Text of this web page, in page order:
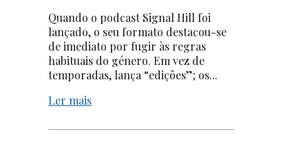
Quando o podcast Signal Hill foi
lançado, o seu formato destacou-se
de imediato por fugir às regras
habituais do género. Em vez de
temporadas, lança “edições”; os...
Ler mais